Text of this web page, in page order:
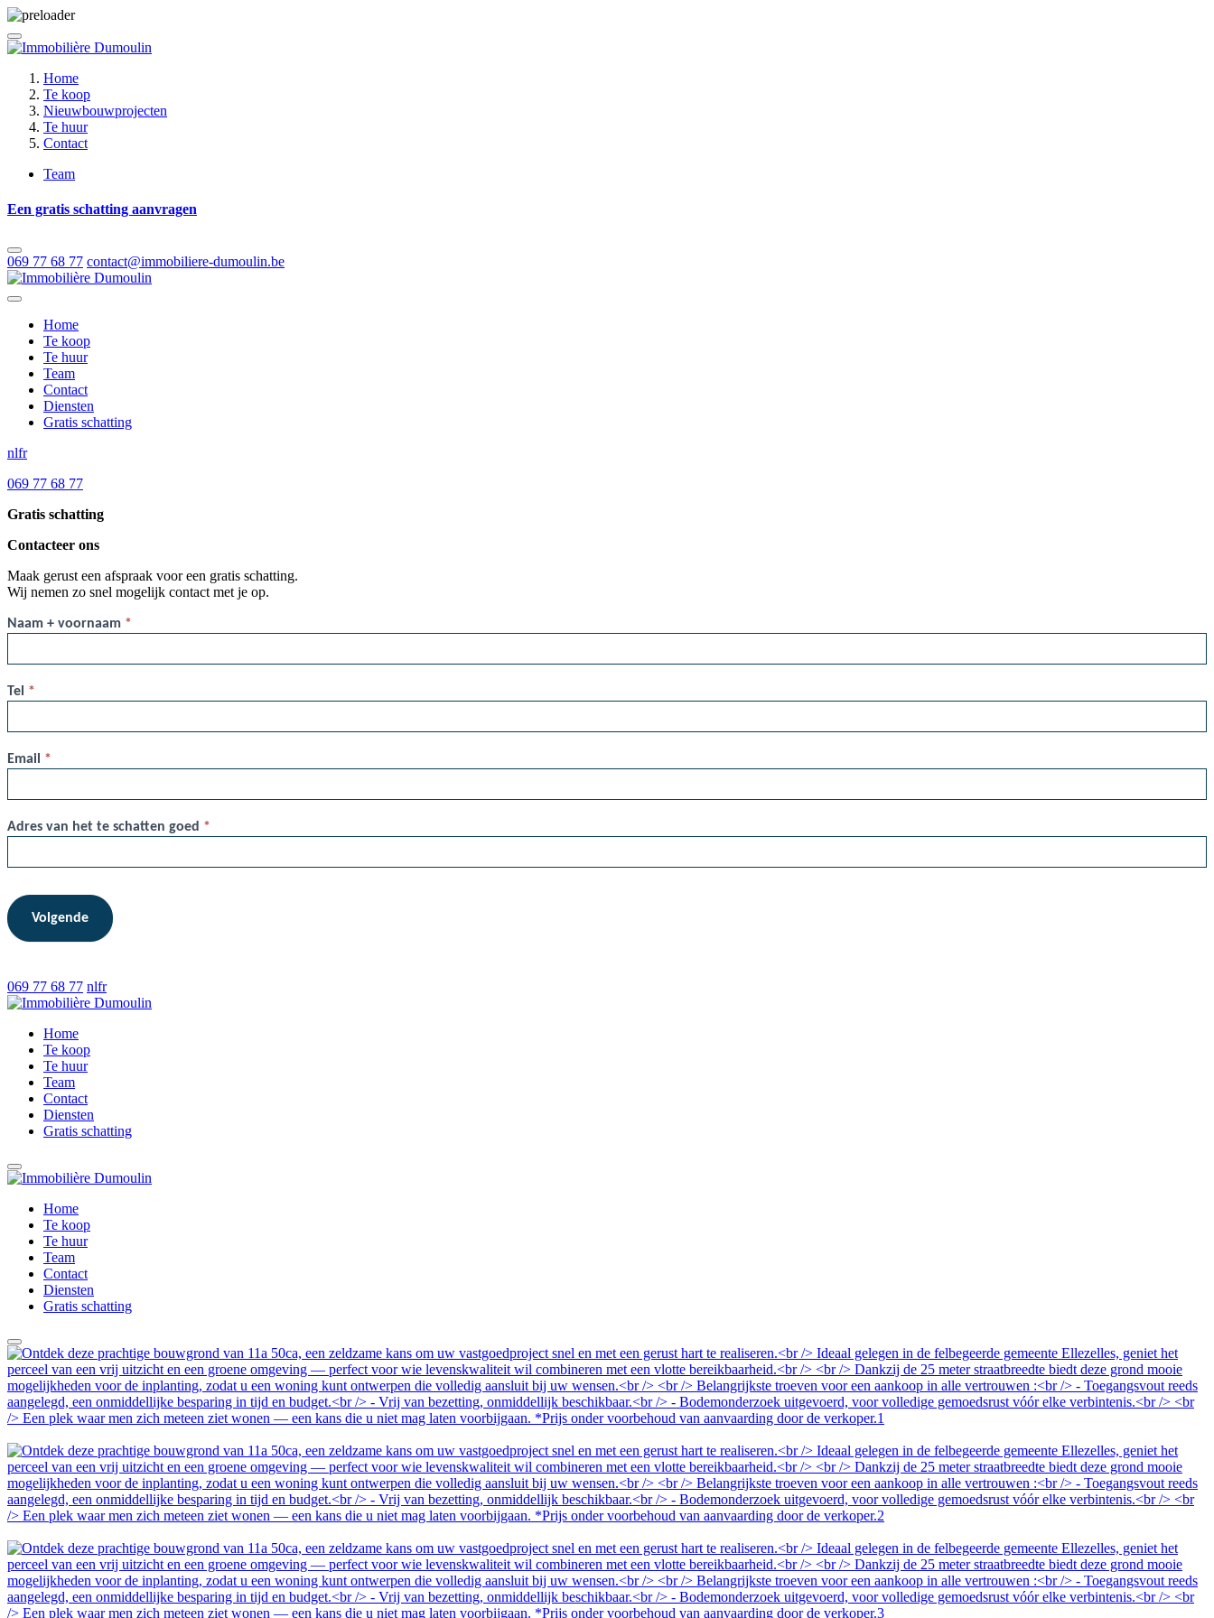
Home
Te koop
Nieuwbouwprojecten
Te huur
Contact
Team
Een gratis schatting aanvragen
069 77 68 77 contact@immobiliere-dumoulin.be
Home
Te koop
Te huur
Team
Contact
Diensten
Gratis schatting
nlfr
069 77 68 77
Gratis schatting
Contacteer ons
Maak gerust een afspraak voor een gratis schatting.
Wij nemen zo snel mogelijk contact met je op.
NL
compact
Naam + voornaam *
Tel *
Email *
Adres van het te schatten goed *
Volgende
069 77 68 77 nlfr
Home
Te koop
Te huur
Team
Contact
Diensten
Gratis schatting
Home
Te koop
Te huur
Team
Contact
Diensten
Gratis schatting